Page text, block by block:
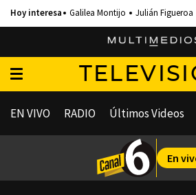
Galilea Montijo Julián Figueroa
EN VIVO RADIO Últimos Videos
En